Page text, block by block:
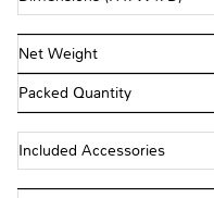
Net Weight
Packed Quantity
Included Accessories